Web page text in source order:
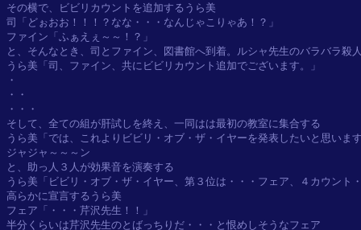
その横で、ビビリカウントを追加するうら美
司「どぉおお！！！？なな・・・なんじゃこりゃあ！？」
ファイン「ふぁえぇ～～！？」
と、そんなとき、司とファイン、図書館へ到着。ルシャ先生のバラバラ殺
うら美「司、ファイン、共にビビリカウント追加でございます。」
・
・・
・・・
そして、全ての組が肝試しを終え、一同はは最初の教室に集合する
うら美「では、これよりビビリ・オブ・ザ・イヤーを発表したいと思いま
ジャジャ～～～ン
と、助っ人３人が効果音を演奏する
うら美「ビビリ・オブ・ザ・イヤー、第３位は・・・フェア、４カウント
高らかに宣言するうら美
フェア「・・・芹沢先生！！」
半分くらいは芹沢先生のとばっちりだ・・・と恨めしそうなフェア